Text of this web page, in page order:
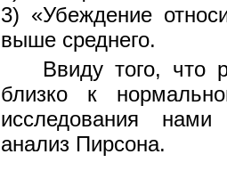
3) «Убеждение
выше среднего.
Ввиду того, что
близко к
исследования
анализ Пирсона.